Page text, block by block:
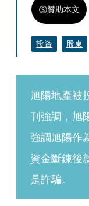
贊助本文
投資 股東
旭陽地產被
刊強調，旭
強調旭陽作
資金斷鍊後
是詐騙。